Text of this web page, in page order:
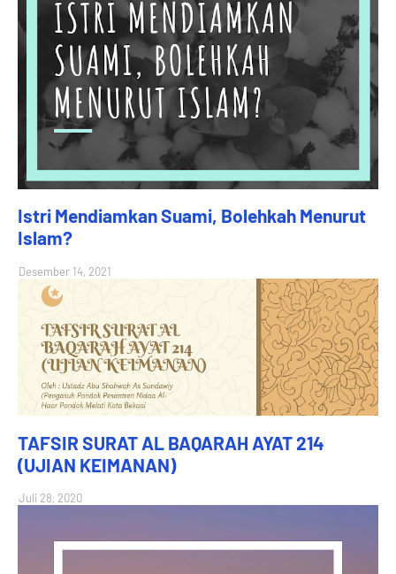
Istri Mendiamkan Suami, Bolehkah Menurut
Islam?
Desember 14, 2021
TAFSIR SURAT AL BAQARAH AYAT 214
(UJIAN KEIMANAN)
Juli 28, 2020